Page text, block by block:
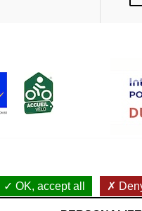
Accessibilité : non
OK, accept all